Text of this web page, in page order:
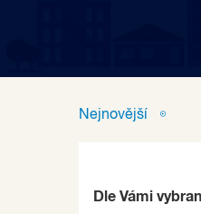
Nejnovější
Dle Vámi